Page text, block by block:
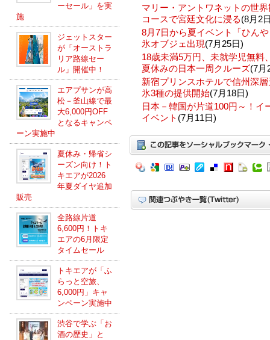
ーセール」を実
施
ジェットスター
が「オーストラ
リア路線セー
ル」開催中！
エアプサンが高
松－釜山線で最
大6,000円OFF
となるキャンペ
ーン実施中
夏休み・帰省シ
ーズン向け！ト
キエアが2026
年夏ダイヤ追加
販売
全路線片道
6,600円！トキ
エアの6月限定
タイムセール
トキエアが「ふ
らっと空旅、
6,000円」キャ
ンペーン実施中
渋谷で学ぶ「お
酒の歴史」と
マリー・アントワネットの世
コースで宮廷文化に浸る(8月2
8月7日から夏イベント「ひん
氷オブジェ出現(7月25日)
18歳未満5万円、未就学児無料
夏休みの日本一周クルーズ(7月
新宿プリンスホテルで信州深
氷3種の提供開始(7月18日)
日本－韓国が片道100円～！イ
イベント (7月11日)